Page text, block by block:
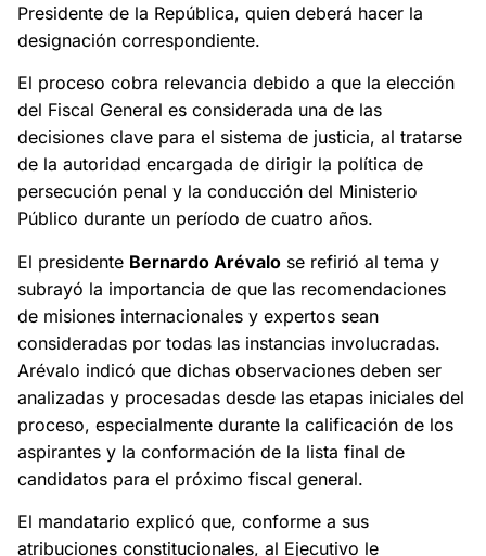
Presidente de la República, quien deberá hacer la
designación correspondiente.
El proceso cobra relevancia debido a que la elección
del Fiscal General es considerada una de las
decisiones clave para el sistema de justicia, al tratarse
de la autoridad encargada de dirigir la política de
persecución penal y la conducción del Ministerio
Público durante un período de cuatro años.
El presidente Bernardo Arévalo se refirió al tema y
subrayó la importancia de que las recomendaciones
de misiones internacionales y expertos sean
consideradas por todas las instancias involucradas.
Arévalo indicó que dichas observaciones deben ser
analizadas y procesadas desde las etapas iniciales del
proceso, especialmente durante la calificación de los
aspirantes y la conformación de la lista final de
candidatos para el próximo fiscal general.
El mandatario explicó que, conforme a sus
atribuciones constitucionales, al Ejecutivo le